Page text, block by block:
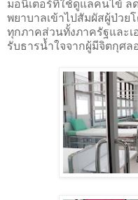
มอนิเตอร์ที่ใช้ดูแลคนไข้ ล
พยาบาลเข้าไปสัมผัสผู้ป่วย
ทุกภาคส่วนทั้งภาครัฐและเ
รับธารน้ำใจจากผู้มีจิตกุศล